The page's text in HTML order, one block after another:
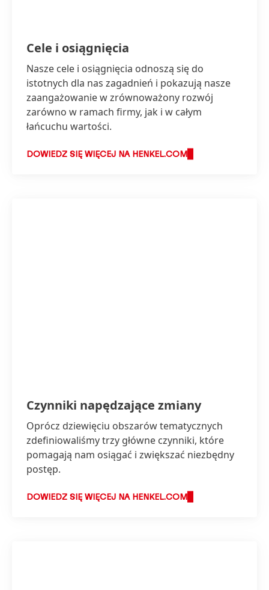
Cele i osiągnięcia
Nasze cele i osiągnięcia odnoszą się do
istotnych dla nas zagadnień i pokazują nasze
zaangażowanie w zrównoważony rozwój
zarówno w ramach firmy, jak i w całym
łańcuchu wartości.
DOWIEDZ SIĘ WIĘCEJ NA HENKEL.COM
Czynniki napędzające zmiany
Oprócz dziewięciu obszarów tematycznych
zdefiniowaliśmy trzy główne czynniki, które
pomagają nam osiągać i zwiększać niezbędny
postęp.
DOWIEDZ SIĘ WIĘCEJ NA HENKEL.COM